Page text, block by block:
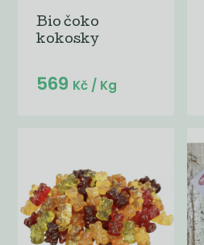
Bio čoko
kokosky
569 Kč / Kg